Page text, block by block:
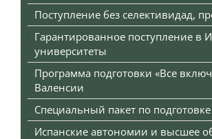
Поступление без селективидад,
Гарантированное поступление в
университеты
Программа подготовки «Все
Валенсии
Специальный пакет по
Испанские автономии и высшее